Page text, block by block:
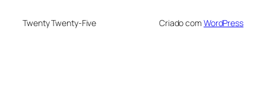
Twenty Twenty-Five Criado com WordPress